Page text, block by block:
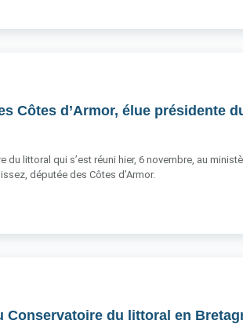
Côtes d’Armor, élue présidente
du littoral qui s’est réuni hier, 6 novembre, au
députée des Côtes d’Armor.
Conservatoire du littoral en